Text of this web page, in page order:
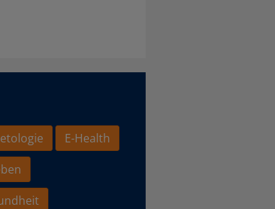
E-Health